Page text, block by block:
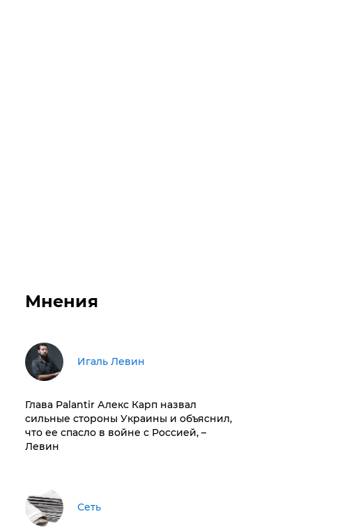
Мнения
Игаль Левин
Глава Palantir Алекс Карп назвал
сильные стороны Украины и объяснил,
что ее спасло в войне с Россией, –
Левин
Сеть